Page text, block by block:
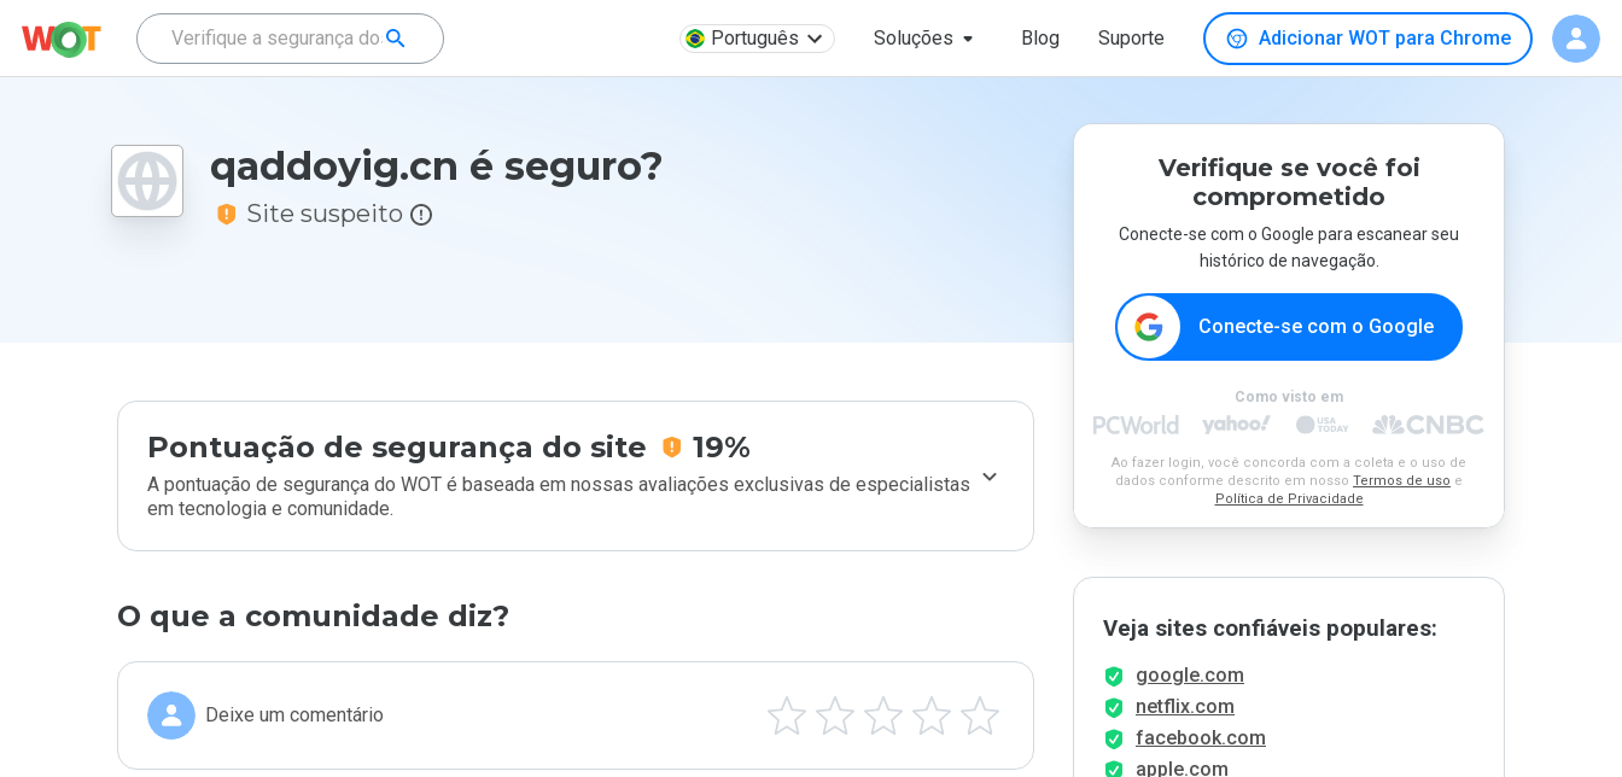
Português Soluções Blog Suporte Adicionar WOT para Chrome
qaddoyig.cn é seguro?
Site suspeito
Pontuação de segurança do site 19%
A pontuação de segurança do WOT é baseada em nossas avaliações exclusivas de especialistas
em tecnologia e comunidade.
O que a comunidade diz?
Deixe um comentário
Verifique se você foi
comprometido
Conecte-se com o Google para escanear seu
histórico de navegação.
Conecte-se com o Google
Como visto em
Ao fazer login, você concorda com a coleta e o uso de
dados conforme descrito em nosso Termos de uso e
Política de Privacidade
Veja sites confiáveis populares:
google.com
netflix.com
facebook.com
apple.com